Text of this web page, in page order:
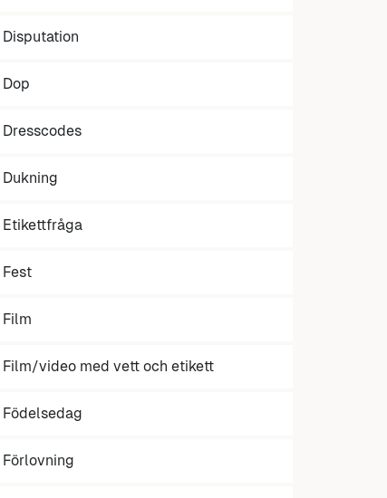
Disputation
Dop
Dresscodes
Dukning
Etikettfråga
Fest
Film
Film/video med vett och etikett
Födelsedag
Förlovning